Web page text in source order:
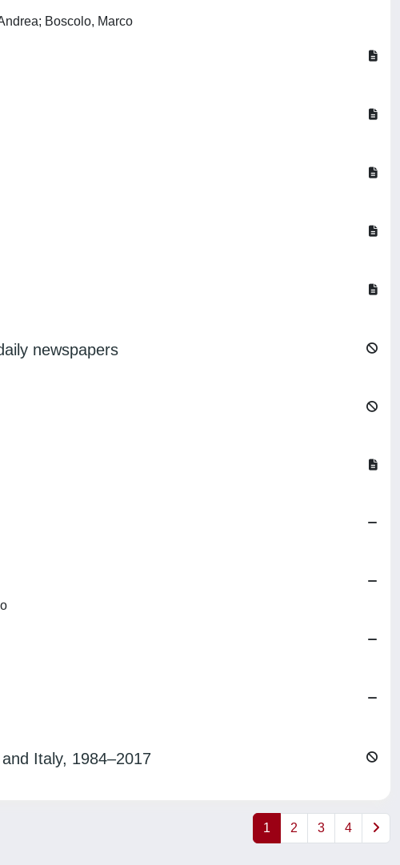
Boscolo, Marco
newspapers
Italy, 1984–2017
1 2 3 4